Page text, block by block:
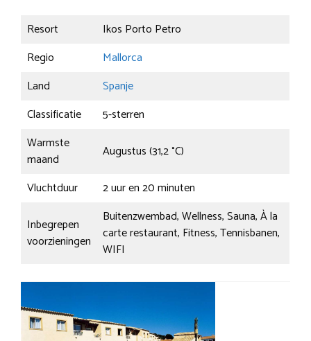
Resort
Ikos Porto Petro
Regio
Mallorca
Land
Spanje
Classificatie
5-sterren
Warmste
maand
Augustus (31,2 °C)
Vluchtduur
2 uur en 20 minuten
Inbegrepen
voorzieningen
Buitenzwembad, Wellness, Sauna, À la
carte restaurant, Fitness, Tennisbanen,
WIFI